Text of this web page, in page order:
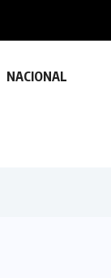
NACIONAL